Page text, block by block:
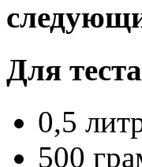
Для
0,5
500